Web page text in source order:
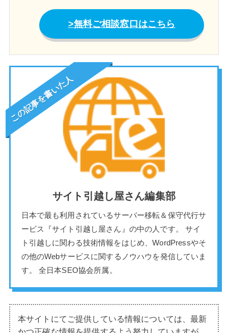
無料ご相談窓口はこちら
この記事を書いた人
サイト引越し屋さん編集部
日本で最も利用されているサーバー移転＆保守代行サ
ービス『サイト引越し屋さん』の中の人です。 サイ
ト引越しに関わる技術情報をはじめ、WordPressやそ
の他のWebサービスに関するノウハウを発信していま
す。 全日本SEO協会所属。
本サイトにてご提供している情報については、最新